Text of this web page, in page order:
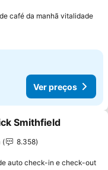
café da manhã vitalidade
Ver preços
aos favoritos
Smithfield
8.358
auto check-in e check-out